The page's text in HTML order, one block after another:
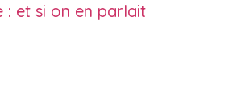
: et si on en parlait